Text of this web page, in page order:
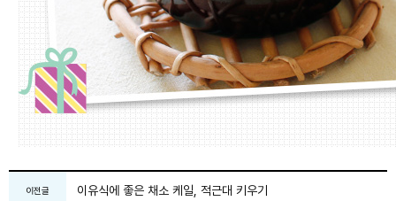
이전글 이유식에 좋은 채소 케일, 적근대 키우기